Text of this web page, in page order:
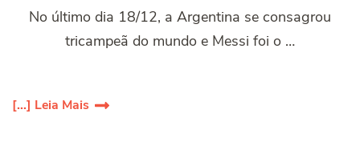
No último dia 18/12, a Argentina se consagrou
tricampeã do mundo e Messi foi o …
[...] Leia Mais